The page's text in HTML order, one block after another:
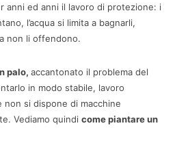
anni ed anni il lavoro di protezione: i
l’acqua si limita a bagnarli,
non li offendono.
palo, accantonato il problema del
in modo stabile, lavoro
non si dispone di macchine
Vediamo quindi come piantare un